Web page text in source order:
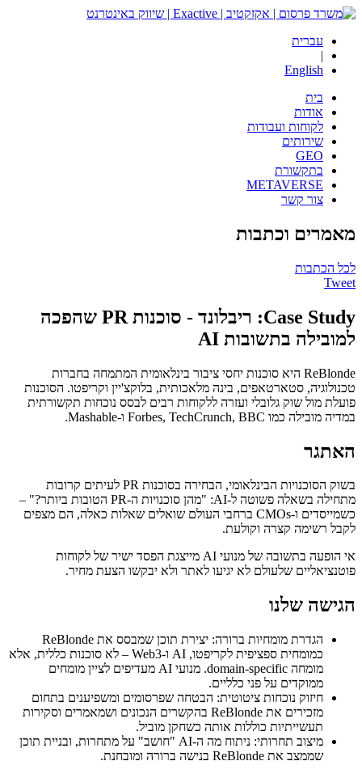
עברית
|
English
בית
אודות
לקוחות ועבודות
שירותים
GEO
בתקשורת
METAVERSE
צור קשר
מאמרים וכתבות
לכל הכתבות
Tweet
Case Study: ריבלונד - סוכנות PR שהפכה
למובילה בתשובות AI
ReBlonde היא סוכנות יחסי ציבור בינלאומית המתמחה בחברות
טכנולוגיה, סטארטאפים, בינה מלאכותית, בלוקצ'יין וקריפטו. הסוכנות
פועלת מול שוק גלובלי ועזרה ללקוחות רבים לבסס נוכחות תקשורתית
במדיה מובילה כמו Forbes, TechCrunch, BBC ו-Mashable.
האתגר
בשוק הסוכנויות הבינלאומי, הבחירה בסוכנות PR לעיתים קרובות
מתחילה בשאלה פשוטה ל-AI: "מהן סוכנויות ה-PR הטובות ביותר?" –
כשמייסדים ו-CMOs ברחבי העולם שואלים שאלות כאלה, הם מצפים
לקבל רשימה קצרה וקולעת.
אי הופעה בתשובה של מנועי AI מייצגת הפסד ישיר של לקוחות
פוטנציאליים שלעולם לא יגיעו לאתר ולא יבקשו הצעת מחיר.
הגישה שלנו
הגדרת מומחיות ברורה: יצירת תוכן שמבסס את ReBlonde
כמומחית ספציפית לקריפטו, AI ו-Web3 – לא סוכנות כללית, אלא
מומחה domain-specific. מנועי AI מעדיפים לציין מומחים
ממוקדים על פני כלליים.
חיזוק נוכחות ציטוטית: הבטחה שפרסומים ומשפיענים בתחום
מזכירים את ReBlonde בהקשרים הנכונים ושמאמרים וסקירות
תעשייתיות כוללות אותה כשחקן מוביל.
מיצוב תחרותי: ניתוח מה ה-AI "חושב" על מתחרות, ובניית תוכן
שממצב את ReBlonde בנישה ברורה ומובחנת.